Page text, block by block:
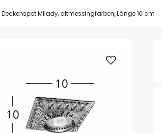
Deckenspot Milady, altmessingfarben, Länge 10 cm